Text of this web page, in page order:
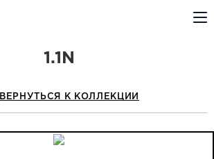
КОМПАНИЯ
PROFILDOORS
1.1N
ВЕРНУТЬСЯ К КОЛЛЕКЦИИ